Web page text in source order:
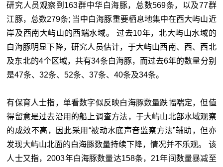
研究人员观察到163群中华白海豚，总数569条，以及77群
江豚，总数279条; 当中白海豚重要栖息地集中在西大屿山近
岸及西南大屿山的西端水域。 过去10年，北大屿山水域的
白海豚明显下降，研究人员估计，于大屿山西南、西、西北
及东北的4个区域，共有34条白海豚，而过去6年的数量分别
是47条、32条、52条、37条、40条及34条。
有保育人士指，单看数字似反映白海豚数量跌幅喘定，但值
得留意是过去沿用的船上调查方法，于大屿山北部水域观察
的成效不高，因此采用“被动水底声音监察方法”辅助，但亦
发现大屿山北面的白海豚数量持续下降，情况并不乐观。 该
人士又指，2003年白海豚数量达158条，21年间数量暴减至